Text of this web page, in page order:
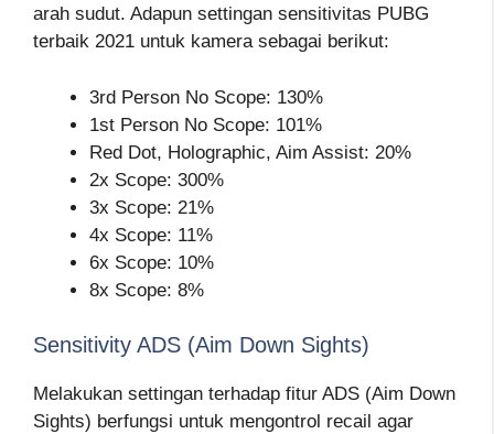
arah sudut. Adapun settingan sensitivitas PUBG
terbaik 2021 untuk kamera sebagai berikut:
3rd Person No Scope: 130%
1st Person No Scope: 101%
Red Dot, Holographic, Aim Assist: 20%
2x Scope: 300%
3x Scope: 21%
4x Scope: 11%
6x Scope: 10%
8x Scope: 8%
Sensitivity ADS (Aim Down Sights)
Melakukan settingan terhadap fitur ADS (Aim Down
Sights) berfungsi untuk mengontrol recail agar